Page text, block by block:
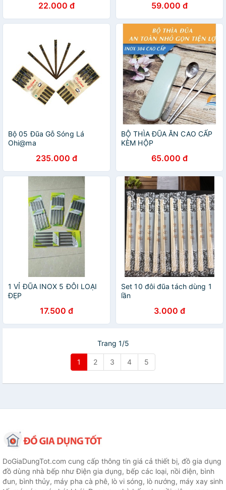
22.000 đ 59.000 đ
Bộ 05 Đũa Gỗ Sóng Lá
Ohi@ma
235.000 đ
BỘ THÌA ĐŨA ĂN CAO CẤP
KÈM HỘP
65.000 đ
1 VỈ ĐŨA INOX 5 ĐÔI LOẠI
ĐẸP
17.500 đ
Set 10 đôi đũa tách dùng 1
lần
3.000 đ
Trang 1/5
1 2 3 4 5
DoGiaDungTot.com cung cấp thông tin giá cả thiết bị, đồ gia dụng
đồ dùng nhà bếp như Điện gia dụng, bếp các loại, nồi điện, bình
đun, bình thủy, máy pha cà phê, lò vi sóng, lò nướng, máy xay sinh